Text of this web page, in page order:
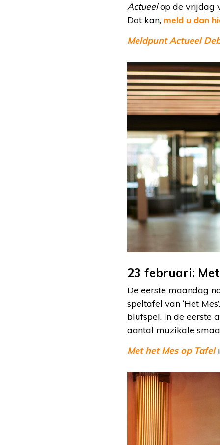
Actueelop de vrijdag
Dat kan, meld u dan
Meldpunt Actueel
23 februari:
De eerste maandag
speltafel van ‘Het
blufspel. In de eerste
aantal muzikale
Met het Mes op Tafel